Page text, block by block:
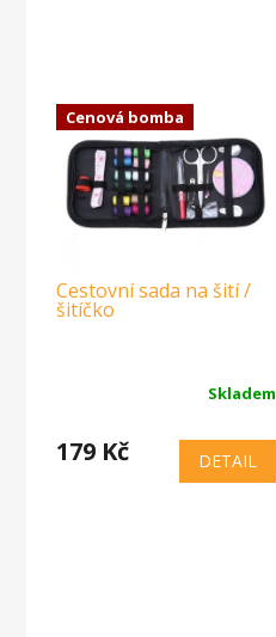
Cenová bomba
Cestovní sada na šití /
šitíčko
Skladem
179 Kč DETAIL